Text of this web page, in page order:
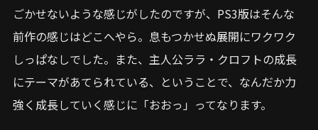
ごかせないような感じがしたのですが、PS3版はそんな
前作の感じはどこへやら。息もつかせぬ展開にワクワク
しっぱなしでした。また、主人公ララ・クロフトの成長
にテーマがあてられている、ということで、なんだか力
強く成長していく感じに「おおっ」ってなります。